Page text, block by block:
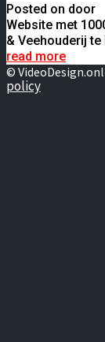
Posted on door
Website met
& Veehouderij te
read more
©
policy